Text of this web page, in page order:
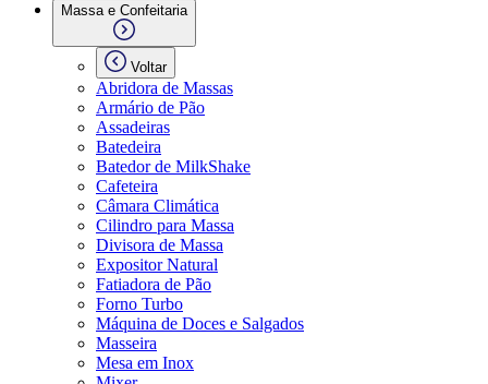
Massa e Confeitaria
Voltar
Abridora de Massas
Armário de Pão
Assadeiras
Batedeira
Batedor de MilkShake
Cafeteira
Câmara Climática
Cilindro para Massa
Divisora de Massa
Expositor Natural
Fatiadora de Pão
Forno Turbo
Máquina de Doces e Salgados
Masseira
Mesa em Inox